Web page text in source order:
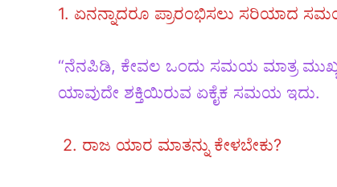
1. ಏನನ್ನಾದರೂ ಪ್ರಾರಂಭಿಸಲು ಸರಿಯಾದ
“ನೆನಪಿಡಿ, ಕೇವಲ ಒಂದು ಸಮಯ ಮಾತ್ರ
ಯಾವುದೇ ಶಕ್ತಿಯಿರುವ ಏಕೈಕ ಸಮಯ ಇದು.
2. ರಾಜ ಯಾರ ಮಾತನ್ನು ಕೇಳಬೇಕು?